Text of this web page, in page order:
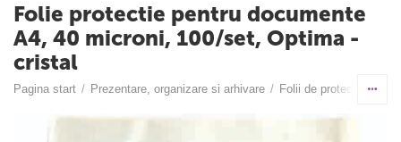
Folie protectie pentru documente
A4, 40 microni, 100/set, Optima -
cristal
Pagina start / Prezentare, organizare si arhivare / Folii de protectie /